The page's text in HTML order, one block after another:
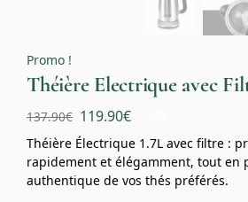
Promo !
Théière Electrique avec
137.90€ 119.90€
Théière Électrique 1.7L avec filtre :
rapidement et élégamment, tout en
authentique de vos thés préférés.